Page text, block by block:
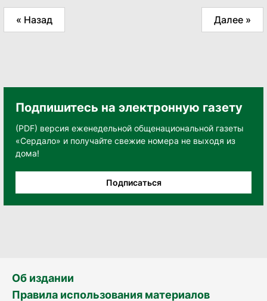
« Назад Далее »
Подпишитесь на электронную газету
(PDF) версия еженедельной общенациональной газеты
«Сердало» и получайте свежие номера не выходя из
дома!
Подписаться
Об издании
Правила использования материалов